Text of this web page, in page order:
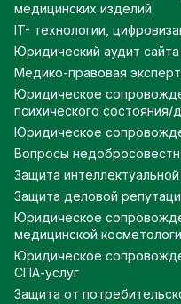
медицинских изделий
IT- технологии,
Юридический аудит
Медико-правовая
Юридическое
психического состояния/
Юридическое
Вопросы
Защита
Защита деловой
Юридическое
медицинской
Юридическое
СПА-услуг
Защита от